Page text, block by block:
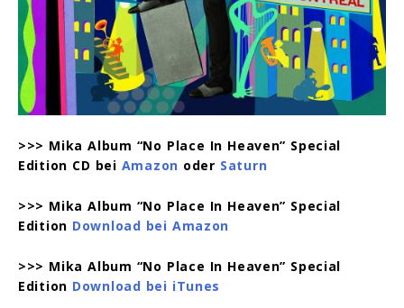
>>> Mika Album “No Place In Heaven” Special
Edition CD bei Amazon oder Saturn
>>> Mika Album “No Place In Heaven” Special
Edition Download bei Amazon
>>> Mika Album “No Place In Heaven” Special
Edition Download bei iTunes